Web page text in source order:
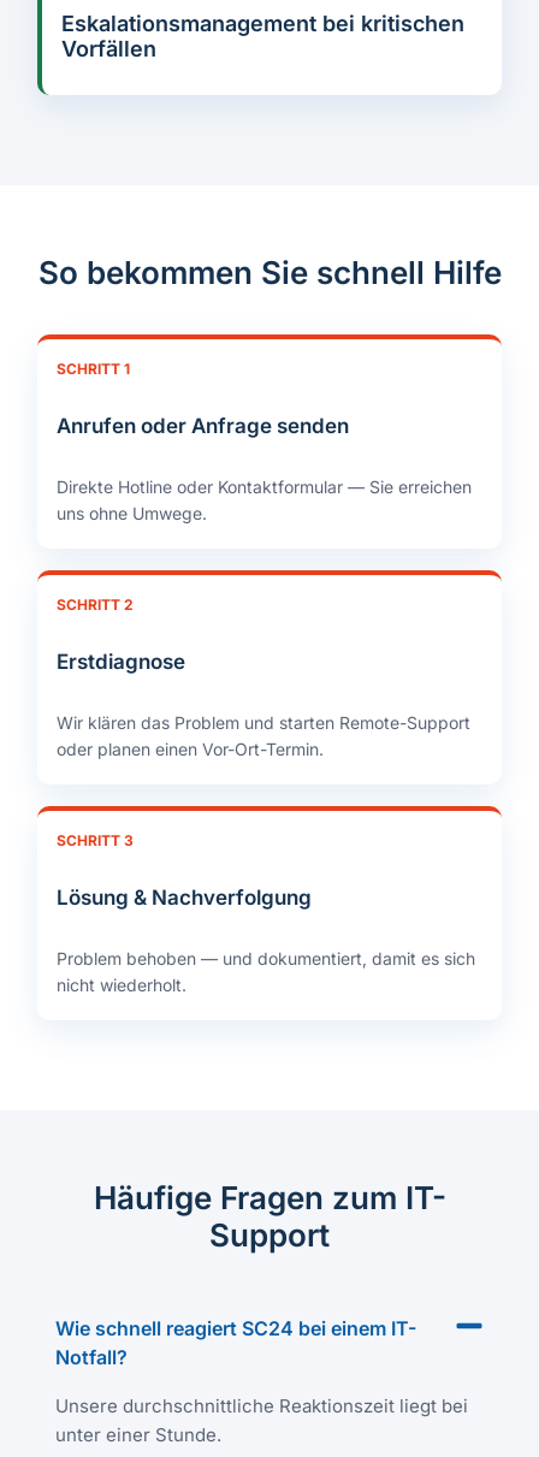
Eskalationsmanagement bei kritischen
Vorfällen
So bekommen Sie schnell Hilfe
SCHRITT 1
Anrufen oder Anfrage senden
Direkte Hotline oder Kontaktformular — Sie erreichen
uns ohne Umwege.
SCHRITT 2
Erstdiagnose
Wir klären das Problem und starten Remote-Support
oder planen einen Vor-Ort-Termin.
SCHRITT 3
Lösung & Nachverfolgung
Problem behoben — und dokumentiert, damit es sich
nicht wiederholt.
Häufige Fragen zum IT-
Support
Wie schnell reagiert SC24 bei einem IT-
Notfall?
Unsere durchschnittliche Reaktionszeit liegt bei
unter einer Stunde.